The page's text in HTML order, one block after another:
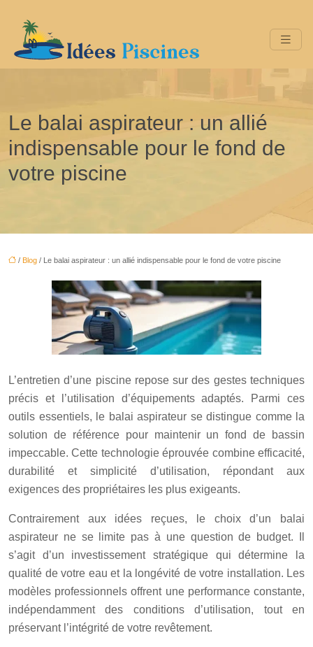
Le balai aspirateur : un allié
indispensable pour le fond de
votre piscine
/ Blog / Le balai aspirateur : un allié indispensable pour le fond de votre piscine
L’entretien d’une piscine repose sur des gestes techniques
précis et l’utilisation d’équipements adaptés. Parmi ces
outils essentiels, le balai aspirateur se distingue comme la
solution de référence pour maintenir un fond de bassin
impeccable. Cette technologie éprouvée combine efficacité,
durabilité et simplicité d’utilisation, répondant aux
exigences des propriétaires les plus exigeants.
Contrairement aux idées reçues, le choix d’un balai
aspirateur ne se limite pas à une question de budget. Il
s’agit d’un investissement stratégique qui détermine la
qualité de votre eau et la longévité de votre installation. Les
modèles professionnels offrent une performance constante,
indépendamment des conditions d’utilisation, tout en
préservant l’intégrité de votre revêtement.